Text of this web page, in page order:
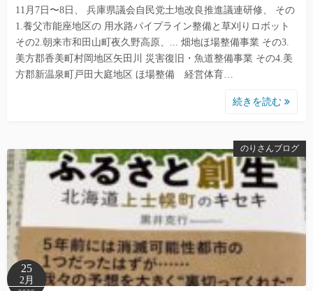
11月7日〜8日、 兵庫県議会自民党土地改良推進議連研修、 その
1.養父市能座地区の 用水路パイプライン整備と草刈りロボット
その2.朝来市和田山町夜久野高原、... 畑地ほ場整備事業 その3.
美方郡香美町村岡地区矢田川 災害復旧・魚道整備事業 その4.美
方郡新温泉町戸田大庭地区 ほ場整備 経営体育…
続きを読む
のりさんブログ
25
2月